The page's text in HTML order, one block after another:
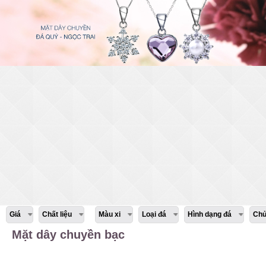
Giá Chất liệu Màu xi Loại đá Hình dạng đá
Mặt dây chuyền bạc